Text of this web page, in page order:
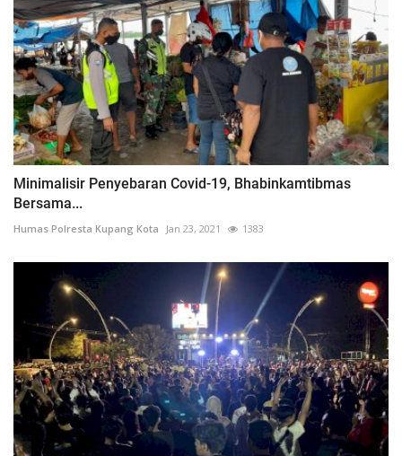
Minimalisir Penyebaran Covid-19, Bhabinkamtibmas
Bersama...
Humas Polresta Kupang Kota Jan 23, 2021 1383